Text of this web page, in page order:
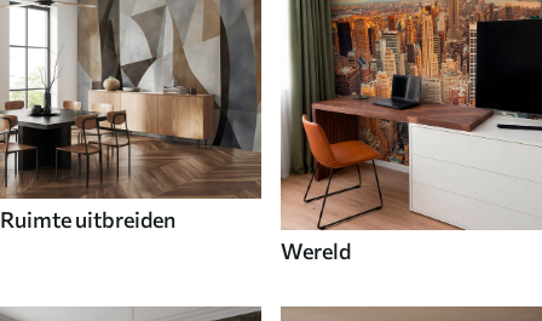
Ruimte uitbreiden
Wereld